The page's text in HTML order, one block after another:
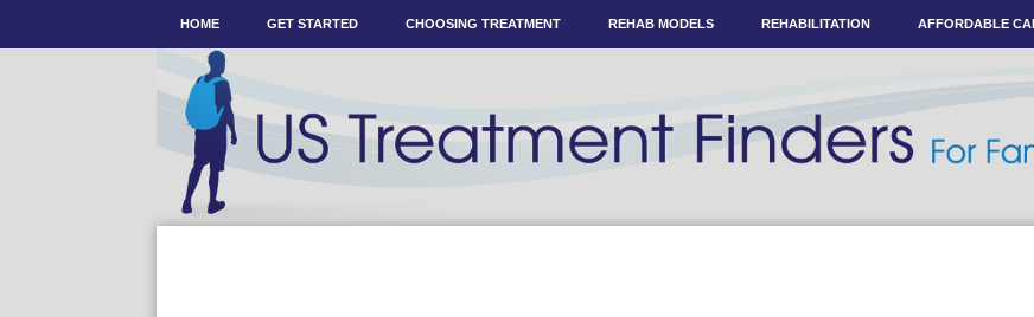
HOME GET STARTED CHOOSING TREATMENT REHAB MODELS REHABILITATION AFFORDABLE